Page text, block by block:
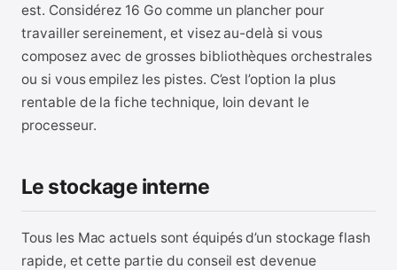
est. Considérez 16 Go comme un plancher pour
travailler sereinement, et visez au-delà si vous
composez avec de grosses bibliothèques orchestrales
ou si vous empilez les pistes. C’est l’option la plus
rentable de la fiche technique, loin devant le
processeur.
Le stockage interne
Tous les Mac actuels sont équipés d’un stockage flash
rapide, et cette partie du conseil est devenue